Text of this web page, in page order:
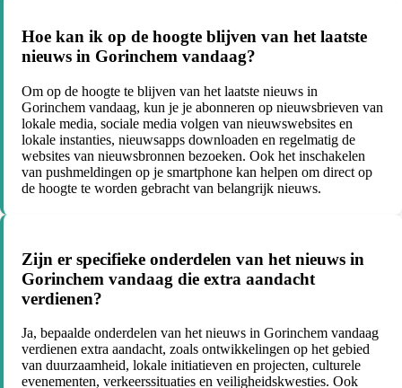
Hoe kan ik op de hoogte blijven van het laatste
nieuws in Gorinchem vandaag?
Om op de hoogte te blijven van het laatste nieuws in
Gorinchem vandaag, kun je je abonneren op nieuwsbrieven van
lokale media, sociale media volgen van nieuwswebsites en
lokale instanties, nieuwsapps downloaden en regelmatig de
websites van nieuwsbronnen bezoeken. Ook het inschakelen
van pushmeldingen op je smartphone kan helpen om direct op
de hoogte te worden gebracht van belangrijk nieuws.
Zijn er specifieke onderdelen van het nieuws in
Gorinchem vandaag die extra aandacht
verdienen?
Ja, bepaalde onderdelen van het nieuws in Gorinchem vandaag
verdienen extra aandacht, zoals ontwikkelingen op het gebied
van duurzaamheid, lokale initiatieven en projecten, culturele
evenementen, verkeerssituaties en veiligheidskwesties. Ook